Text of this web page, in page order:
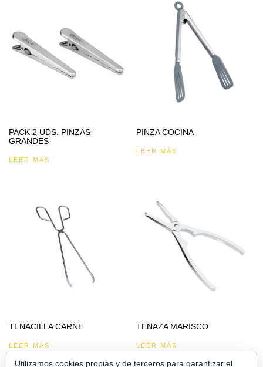
PACK 2 UDS. PINZAS
GRANDES
LEER MÁS
PINZA COCINA
LEER MÁS
TENACILLA CARNE
LEER MÁS
TENAZA MARISCO
LEER MÁS
Utilizamos cookies propias y de terceros para garantizar el